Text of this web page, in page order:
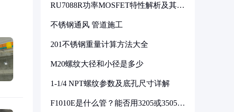
RU7088R功率MOSFET特性解析及其在
不锈钢通风 管道施工
201不锈钢重量计算方法大全
M20螺纹大径和小径是多少
1-1/4 NPT螺纹参数及底孔尺寸详解
F1010E是什么管？能否用3205或3505代